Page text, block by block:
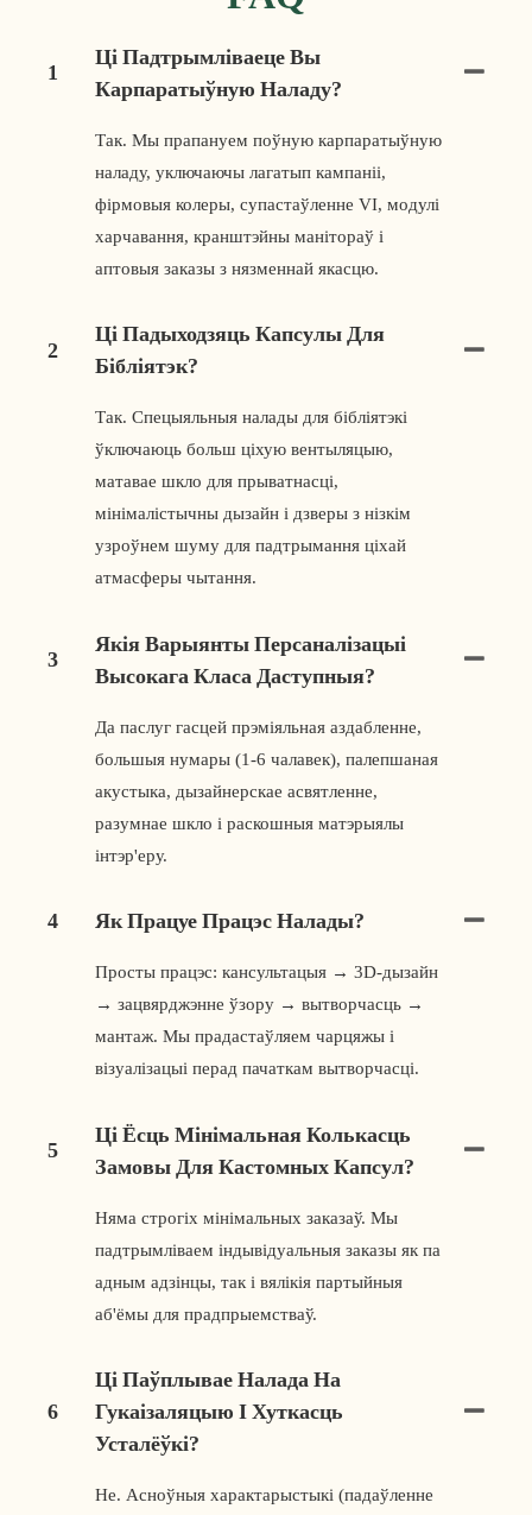
1
Ці Падтрымліваеце Вы
Карпаратыўную Наладу?
Так. Мы прапануем поўную карпаратыўную
наладу, уключаючы лагатып кампаніі,
фірмовыя колеры, супастаўленне VI, модулі
харчавання, кранштэйны манітораў і
аптовыя заказы з нязменнай якасцю.
2
Ці Падыходзяць Капсулы Для
Бібліятэк?
Так. Спецыяльныя налады для бібліятэкі
ўключаюць больш ціхую вентыляцыю,
матавае шкло для прыватнасці,
мінімалістычны дызайн і дзверы з нізкім
узроўнем шуму для падтрымання ціхай
атмасферы чытання.
3
Якія Варыянты Персаналізацыі
Высокага Класа Даступныя?
Да паслуг гасцей прэміяльная аздабленне,
большыя нумары (1-6 чалавек), палепшаная
акустыка, дызайнерскае асвятленне,
разумнае шкло і раскошныя матэрыялы
інтэр'еру.
4 Як Працуе Працэс Налады?
Просты працэс: кансультацыя → 3D-дызайн
→ зацвярджэнне ўзору → вытворчасць →
мантаж. Мы прадастаўляем чарцяжы і
візуалізацыі перад пачаткам вытворчасці.
5
Ці Ёсць Мінімальная Колькасць
Замовы Для Кастомных Капсул?
Няма строгіх мінімальных заказаў. Мы
падтрымліваем індывідуальныя заказы як па
адным адзінцы, так і вялікія партыйныя
аб'ёмы для прадпрыемстваў.
6
Ці Паўплывае Налада На
Гукаізаляцыю І Хуткасць
Усталёўкі?
Не. Асноўныя характарыстыкі (падаўленне